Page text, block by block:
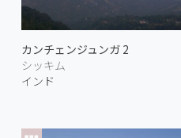
カンチェンジュンガ 2
シッキム
インド